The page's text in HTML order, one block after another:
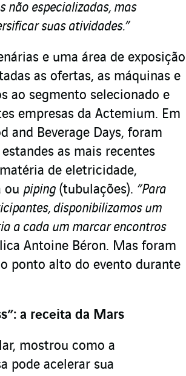
não especializadas, mas
suas atividades.”
e uma área de exposição
as ofertas, as máquinas e
ao segmento selecionado e
empresas da Actemium. Em
and Beverage Days, foram
as mais recentes
de eletricidade,
ou piping (tubulações). “Para
disponibilizamos um
a cada um marcar encontros
Antoine Béron. Mas foram
ponto alto do evento durante
a receita da Mars
mostrou como a
pode acelerar sua